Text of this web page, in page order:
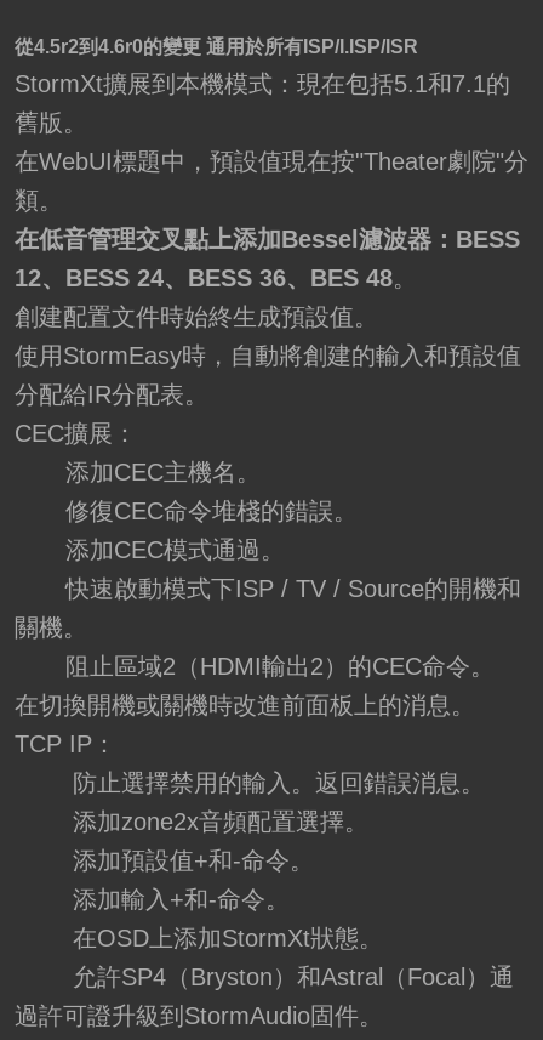
從4.5r2到4.6r0的變更 通用於所有ISP/I.ISP/ISR
StormXt擴展到本機模式：現在包括5.1和7.1的
舊版。
在WebUI標題中，預設值現在按"Theater劇院"分
類。
在低音管理交叉點上添加Bessel濾波器：BESS
12、BESS 24、BESS 36、BES 48。
創建配置文件時始終生成預設值。
使用StormEasy時，自動將創建的輸入和預設值
分配給IR分配表。
CEC擴展：
添加CEC主機名。
修復CEC命令堆棧的錯誤。
添加CEC模式通過。
快速啟動模式下ISP / TV / Source的開機和
關機。
阻止區域2（HDMI輸出2）的CEC命令。
在切換開機或關機時改進前面板上的消息。
TCP IP：
防止選擇禁用的輸入。返回錯誤消息。
添加zone2x音頻配置選擇。
添加預設值+和-命令。
添加輸入+和-命令。
在OSD上添加StormXt狀態。
允許SP4（Bryston）和Astral（Focal）通
過許可證升級到StormAudio固件。